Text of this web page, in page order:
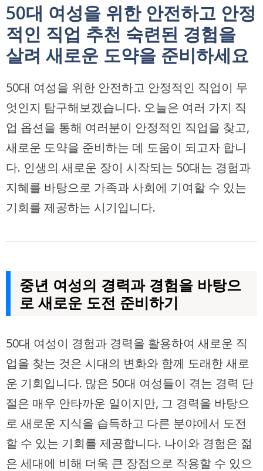
50대 여성을 위한 안전하고 안정
적인 직업 추천 숙련된 경험을
살려 새로운 도약을 준비하세요
50대 여성을 위한 안전하고 안정적인 직업이 무
엇인지 탐구해보겠습니다. 오늘은 여러 가지 직
업 옵션을 통해 여러분이 안정적인 직업을 찾고,
새로운 도약을 준비하는 데 도움이 되고자 합니
다. 인생의 새로운 장이 시작되는 50대는 경험과
지혜를 바탕으로 가족과 사회에 기여할 수 있는
기회를 제공하는 시기입니다.
중년 여성의 경력과 경험을 바탕으
로 새로운 도전 준비하기
50대 여성이 경험과 경력을 활용하여 새로운 직
업을 찾는 것은 시대의 변화와 함께 도래한 새로
운 기회입니다. 많은 50대 여성들이 겪는 경력 단
절은 매우 안타까운 일이지만, 그 경력을 바탕으
로 새로운 지식을 습득하고 다른 분야에서 도전
할 수 있는 기회를 제공합니다. 나이와 경험은 젊
은 세대에 비해 더욱 큰 장점으로 작용할 수 있으